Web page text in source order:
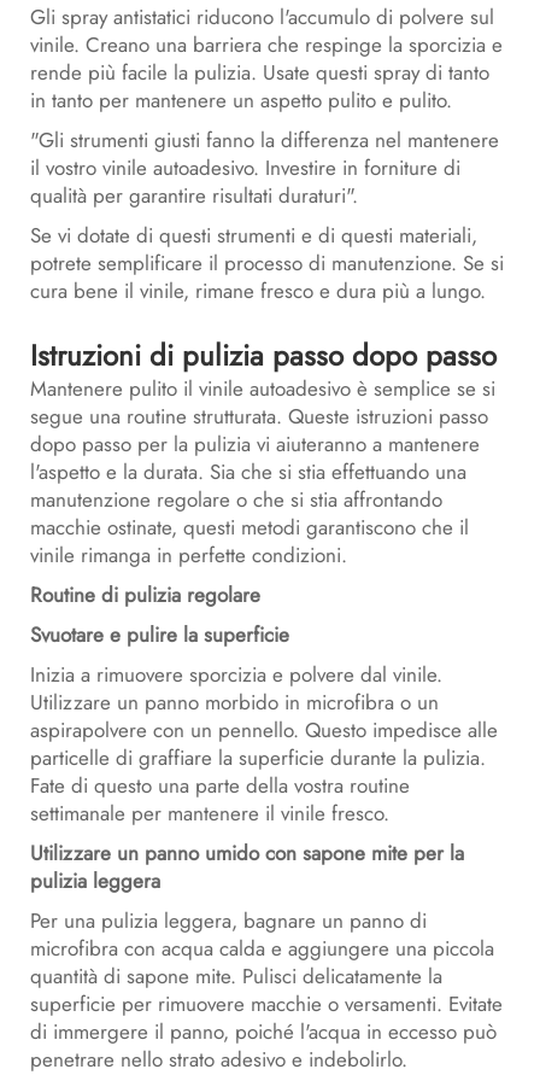
Gli spray antistatici riducono l'accumulo di polvere sul
vinile. Creano una barriera che respinge la sporcizia e
rende più facile la pulizia. Usate questi spray di tanto
in tanto per mantenere un aspetto pulito e pulito.
"Gli strumenti giusti fanno la differenza nel mantenere
il vostro vinile autoadesivo. Investire in forniture di
qualità per garantire risultati duraturi".
Se vi dotate di questi strumenti e di questi materiali,
potrete semplificare il processo di manutenzione. Se si
cura bene il vinile, rimane fresco e dura più a lungo.
Istruzioni di pulizia passo dopo passo
Mantenere pulito il vinile autoadesivo è semplice se si
segue una routine strutturata. Queste istruzioni passo
dopo passo per la pulizia vi aiuteranno a mantenere
l'aspetto e la durata. Sia che si stia effettuando una
manutenzione regolare o che si stia affrontando
macchie ostinate, questi metodi garantiscono che il
vinile rimanga in perfette condizioni.
Routine di pulizia regolare
Svuotare e pulire la superficie
Inizia a rimuovere sporcizia e polvere dal vinile.
Utilizzare un panno morbido in microfibra o un
aspirapolvere con un pennello. Questo impedisce alle
particelle di graffiare la superficie durante la pulizia.
Fate di questo una parte della vostra routine
settimanale per mantenere il vinile fresco.
Utilizzare un panno umido con sapone mite per la
pulizia leggera
Per una pulizia leggera, bagnare un panno di
microfibra con acqua calda e aggiungere una piccola
quantità di sapone mite. Pulisci delicatamente la
superficie per rimuovere macchie o versamenti. Evitate
di immergere il panno, poiché l'acqua in eccesso può
penetrare nello strato adesivo e indebolirlo.